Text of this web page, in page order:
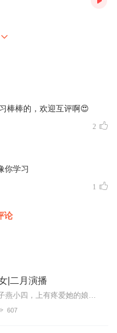
棒棒的，欢迎互评啊😍
2
你学习
1
论
|二月演播
燕小释穿越成古代病弱秧子燕小四，上有疼爱她的娘亲，还有三个视她如宝的姐姐。可娘亲唤她儿子，三个姐姐唤她四弟。她何时成了男人？伸手一摸，好在该有的都有。家徒四壁，...
607